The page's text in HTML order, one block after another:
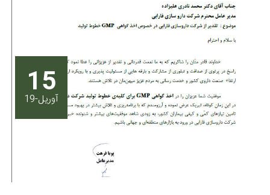
15
آوریل-19